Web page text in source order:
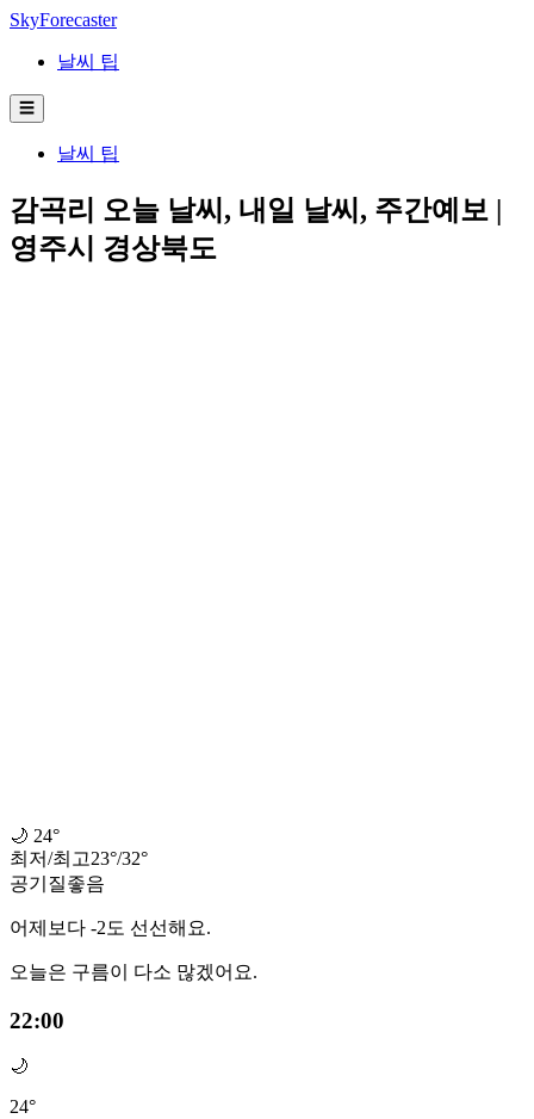
SkyForecaster
날씨 팁
☰
날씨 팁
감곡리 오늘 날씨, 내일 날씨, 주간예보 |
영주시 경상북도
🌙 24°
최저/최고23°/32°
공기질좋음
어제보다 -2도 선선해요.
오늘은 구름이 다소 많겠어요.
22:00
🌙
24°